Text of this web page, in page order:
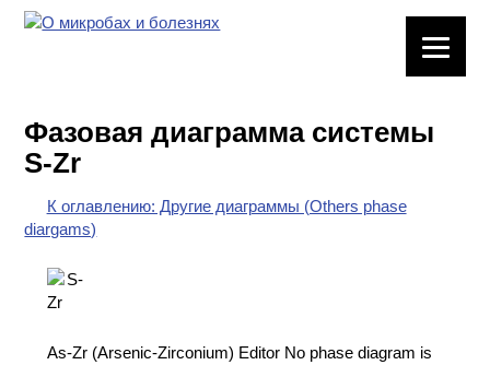
ХИМИЧЕСКАЯ
ПОСУДА
ВРЕДНЫЕ
ФАКТОРЫ
Фазовая диаграмма системы
S-Zr
К оглавлению: Другие диаграммы (Others phase
diargams)
As-Zr (Arsenic-Zirconium) Editor No phase diagram is